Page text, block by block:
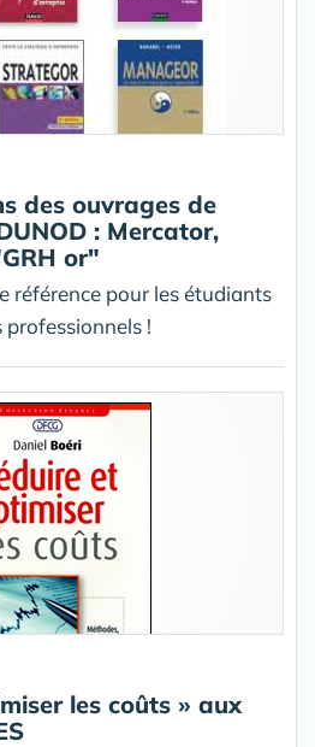
des ouvrages de
: Mercator,
or"
référence pour les étudiants
professionnels !
les coûts » aux